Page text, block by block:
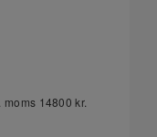
moms 14800kr.